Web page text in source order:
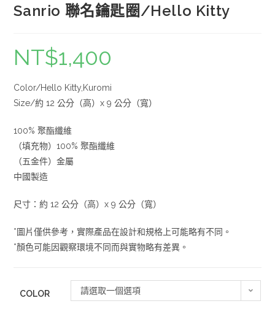
Sanrio 聯名鑰匙圈/Hello Kitty
NT$1,400
Color/Hello Kitty,Kuromi
Size/約 12 公分（高）x 9 公分（寬）
100% 聚酯纖維
（填充物）100% 聚酯纖維
（五金件）金屬
中國製造
尺寸：約 12 公分（高）x 9 公分（寬）
*圖片僅供參考，實際產品在設計和規格上可能略有不同。
*顏色可能因觀察環境不同而與實物略有差異。
COLOR 請選取一個選項